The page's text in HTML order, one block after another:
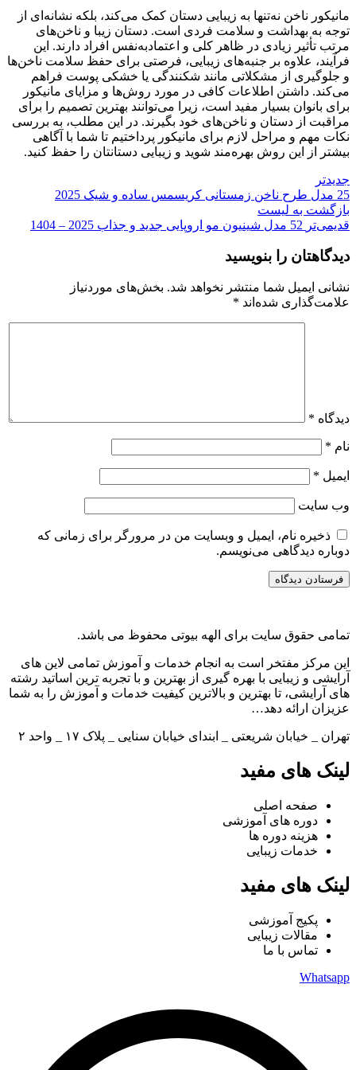
مانیکور ناخن نه‌تنها به زیبایی دستان کمک می‌کند، بلکه نشانه‌ای از
توجه به بهداشت و سلامت فردی است. دستان زیبا و ناخن‌های
مرتب تأثیر زیادی در ظاهر کلی و اعتمادبه‌نفس افراد دارند. این
فرآیند، علاوه بر جنبه‌های زیبایی، فرصتی برای حفظ سلامت ناخن‌ها
و جلوگیری از مشکلاتی مانند شکنندگی یا خشکی پوست فراهم
می‌کند. داشتن اطلاعات کافی در مورد روش‌ها و مزایای مانیکور
برای بانوان بسیار مفید است، زیرا می‌توانند بهترین تصمیم را برای
مراقبت از دستان و ناخن‌های خود بگیرند. در این مطلب، به بررسی
نکات مهم و مراحل لازم برای مانیکور پرداختیم تا شما با آگاهی
بیشتر از این روش بهره‌مند شوید و زیبایی دستانتان را حفظ کنید.
جدیدتر
25 مدل طرح ناخن زمستانی کریسمس ساده و شیک 2025
بازگشت به لیست
قدیمی‌تر 52 مدل شینیون مو اروپایی جدید و جذاب 2025 – 1404
دیدگاهتان را بنویسید
نشانی ایمیل شما منتشر نخواهد شد. بخش‌های موردنیاز
علامت‌گذاری شده‌اند *
دیدگاه *
نام *
ایمیل *
وب‌ سایت
ذخیره نام، ایمیل و وبسایت من در مرورگر برای زمانی که
دوباره دیدگاهی می‌نویسم.
تمامی حقوق سایت برای الهه بیوتی محفوظ می باشد.
این مركز مفتخر است به انجام خدمات و آموزش تمامی لاین های
آرایشی و زیبایی با بهره گیری از بهترین و با تجربه ترین اساتید رشته
های آرایشی، تا بهترین و بالاترین كیفیت خدمات و آموزش را به شما
عزیزان ارائه دهد…
تهران _ خیابان شریعتی _ ابندای خیابان سنایی _ پلاک ۱۷ _ واحد ۲
لینک های مفید
صفحه اصلی
دوره های آموزشی
هزینه دوره ها
خدمات زیبایی
لینک های مفید
پکیج آموزشی
مقالات زیبایی
تماس با ما
Whatsapp